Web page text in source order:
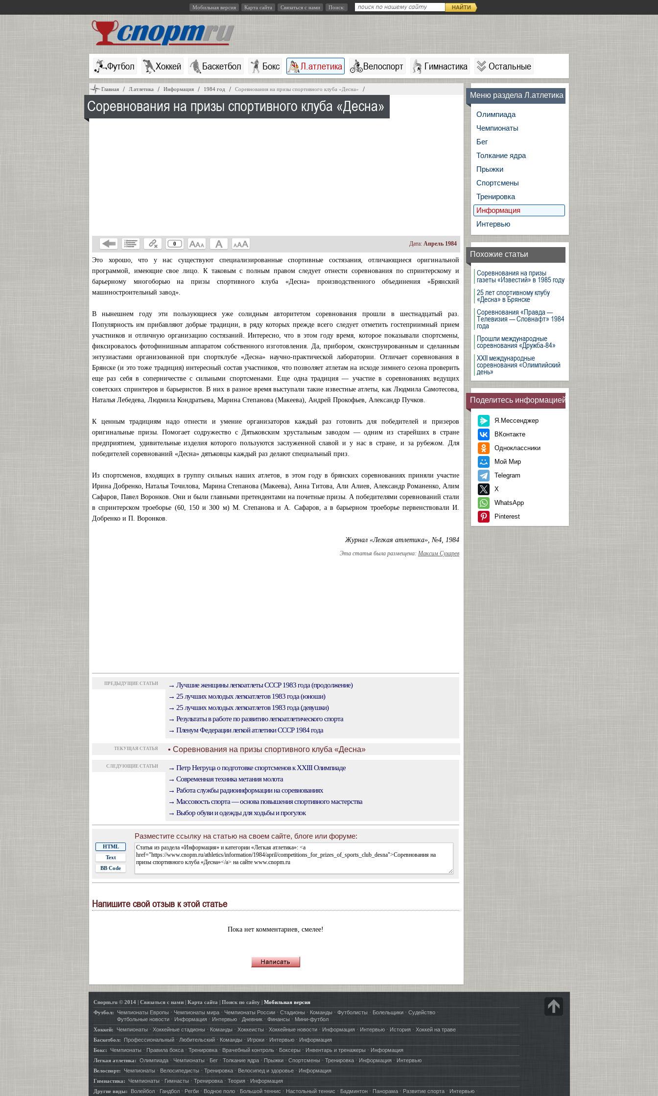
Мобильная версия Карта сайта Связаться с нами Поиск: НАЙТИ
Футбол Хоккей Баскетбол Бокс Л.атлетика Велоспорт Гимнастика Остальные
Главная Л.атлетика Информация 1984 год Соревнования на призы спортивного клуба «Десна»
Соревнования на призы спортивного клуба «Десна»
0 Дата: Апрель 1984
Это хорошо, что у нас существуют специализированные спортивные состязания, отличающиеся оригинальной
программой, имеющие свое лицо. К таковым с полным правом следует отнести соревнования по спринтерскому и
барьерному многоборью на призы спортивного клуба «Десна» производственного объединения «Брянский
машиностроительный завод».
В нынешнем году эти пользующиеся уже солидным авторитетом соревнования прошли в шестнадцатый раз.
Популярность им прибавляют добрые традиции, в ряду которых прежде всего следует отметить гостеприимный прием
участников и отличную организацию состязаний. Интересно, что в этом году время, которое показывали спортсмены,
фиксировалось фотофинишным аппаратом собственного изготовления. Да, прибором, сконструированным и сделанным
энтузиастами организованной при спортклубе «Десна» научно-практической лаборатории. Отличает соревнования в
Брянске (и это тоже традиция) интересный состав участников, что позволяет атлетам на исходе зимнего сезона проверить
еще раз себя в соперничестве с сильными спортсменами. Еще одна традиция — участие в соревнованиях ведущих
советских спринтеров и барьеристов. В них в разное время выступали такие известные атлеты, как Людмила Самотесова,
Наталья Лебедева, Людмила Кондратьева, Марина Степанова (Макеева), Андрей Прокофьев, Александр Пучков.
К ценным традициям надо отнести и умение организаторов каждый раз готовить для победителей и призеров
оригинальные призы. Помогает содружество с Дятьковским хрустальным заводом — одним из старейших в стране
предприятием, удивительные изделия которого пользуются заслуженной славой и у нас в стране, и за рубежом. Для
победителей соревнований «Десна» дятьковцы каждый раз делают специальный приз.
Из спортсменов, входящих в группу сильных наших атлетов, в этом году в брянских соревнованиях приняли участие
Ирина Добренко, Наталья Точилова, Марина Степанова (Макеева), Анна Титова, Али Алиев, Александр Романенко, Алим
Сафаров, Павел Воронков. Они и были главными претендентами на почетные призы. А победителями соревнований стали
в спринтерском троеборье (60, 150 и 300 м) М. Степанова и А. Сафаров, а в барьерном троеборье первенствовали И.
Добренко и П. Воронков.
Журнал «Легкая атлетика», №4, 1984
Эта статья была размещена: Максим Сухарев
ПРЕДЫДУЩИЕ СТАТЬИ
→ Лучшие женщины легкоатлеты СССР 1983 года (продолжение)
→ 25 лучших молодых легкоатлетов 1983 года (юноши)
→ 25 лучших молодых легкоатлетов 1983 года (девушки)
→ Результаты в работе по развитию легкоатлетического спорта
→ Пленум Федерации легкой атлетики СССР 1984 года
ТЕКУЩАЯ СТАТЬЯ • Соревнования на призы спортивного клуба «Десна»
СЛЕДУЮЩИЕ СТАТЬИ
→ Петр Негруца о подготовке спортсменов к XXIII Олимпиаде
→ Современная техника метания молота
→ Работа службы радиоинформации на соревнованиях
→ Массовость спорта — основа повышения спортивного мастерства
→ Выбор обуви и одежды для ходьбы и прогулок
Разместите ссылку на статью на своем сайте, блоге или форуме:
HTML
Text
BB Code
Напишите свой отзыв к этой статье
Пока нет комментариев, смелее!
Меню раздела Л.атлетика
Олимпиада
Чемпионаты
Бег
Толкание ядра
Прыжки
Спортсмены
Тренировка
Информация
Интервью
Похожие статьи
Соревнования на призы
газеты «Известий» в 1985 году
25 лет спортивному клубу
«Десна» в Брянске
Соревнования «Правда —
Телевизия — Словнафт» 1984
года
Прошли международные
соревнования «Дружба-84»
XXII международные
соревнования «Олимпийский
день»
Поделитесь информацией
Я.Мессенджер
ВКонтакте
Одноклассники
Мой Мир
Telegram
X
WhatsApp
Pinterest
Cnopm.ru © 2014| Связаться с нами| Карта сайта Поиск по сайту| Мобильная версия
Футбол:
Чемпионаты Европы · Чемпионаты мира· Чемпионаты России· Стадионы· Команды · Футболисты · Болельщики· Судейство·
Футбольные новости· Информация· Интервью· Дневник· Финансы · Мини-футбол
Хоккей:
Чемпионаты· Хоккейные стадионы · Команды· Хоккеисты · Хоккейные новости· Информация· Интервью· История· Хоккей на траве
Баскетбол:
Профессиональный· Любительский· Команды · Игроки· Интервью· Информация
Бокс:
Чемпионаты · Правила бокса· Тренировка· Врачебный контроль· Боксеры · Инвентарь и тренажеры · Информация
Легкая атлетика: Олимпиада· Чемпионаты · Бег· Толкание ядра· Прыжки· Спортсмены · Тренировка· Информация· Интервью
Велоспорт:
Чемпионаты · Велосипедисты · Тренировка· Велосипед и здоровье· Информация
Гимнастика:
Чемпионаты · Гимнасты · Тренировка· Теория· Информация
Другие виды:
Волейбол· Гандбол· Регби· Водное поло· Большой теннис · Настольный теннис · Бадминтон· Панорама· Развитие спорта· Интервью·